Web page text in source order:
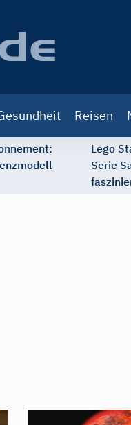
Reisen
Lego
Serie